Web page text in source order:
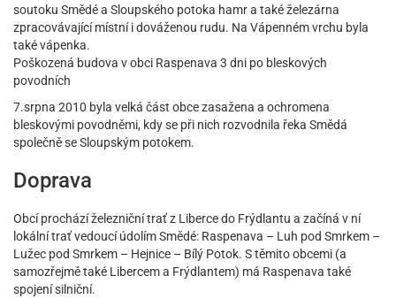
soutoku Smědé a Sloupského potoka hamr a také železárna
zpracovávající místní i dováženou rudu. Na Vápenném vrchu byla
také vápenka.
Poškozená budova v obci Raspenava 3 dni po bleskových
povodních
7.srpna 2010 byla velká část obce zasažena a ochromena
bleskovými povodněmi, kdy se při nich rozvodnila řeka Smědá
společně se Sloupským potokem.
Doprava
Obcí prochází železniční trať z Liberce do Frýdlantu a začíná v ní
lokální trať vedoucí údolím Smědé: Raspenava – Luh pod Smrkem –
Lužec pod Smrkem – Hejnice – Bílý Potok. S těmito obcemi (a
samozřejmě také Libercem a Frýdlantem) má Raspenava také
spojení silniční.